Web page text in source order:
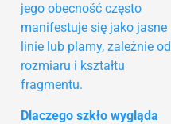
jego obecność często
manifestuje się jako jasne
linie lub plamy, zależnie od
rozmiaru i kształtu
fragmentu.
Dlaczego szkło wygląda